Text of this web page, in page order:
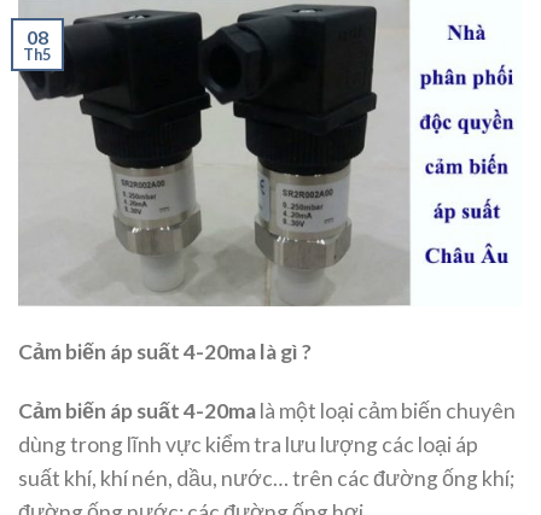
08
Th5
Cảm biến áp suất 4-20ma là gì ?
Cảm biến áp suất 4-20malà một loại cảm biến chuyên
dùng trong lĩnh vực kiểm tra lưu lượng các loại áp
suất khí, khí nén, dầu, nước… trên các đường ống khí;